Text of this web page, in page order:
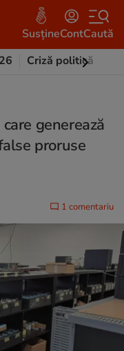
SusțineContCaută
Criză politică
generează
proruse
1 comentariu